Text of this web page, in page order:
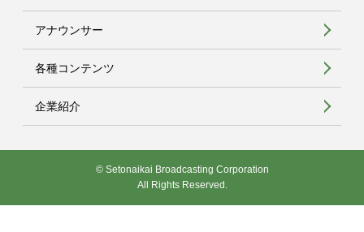
アナウンサー
各種コンテンツ
企業紹介
© Setonaikai Broadcasting Corporation
All Rights Reserved.